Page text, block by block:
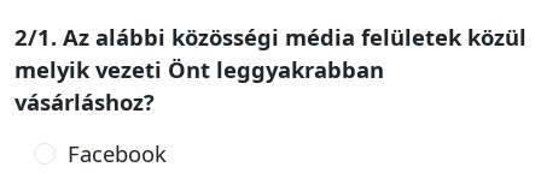
2/1. Az alábbi közösségi média felületek közül
melyik vezeti Önt leggyakrabban
vásárláshoz?
Facebook